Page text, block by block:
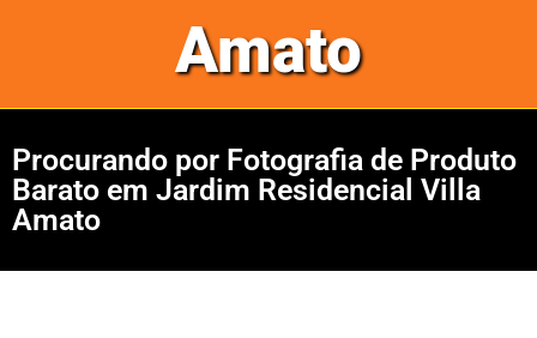
Amato
Procurando por Fotografia de Produto
Barato em Jardim Residencial Villa
Amato